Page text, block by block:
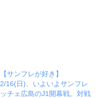
【サンフレが好き】
2/16(日)、いよいよサンフレ
ッチェ広島のJ1開幕戦。対戦